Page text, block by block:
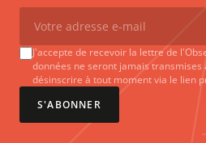
J'accepte de recevoir la lettre de
données ne seront jamais transmises
désinscrire à tout moment via le lien
S'ABONNER